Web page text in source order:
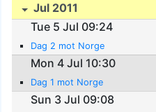
Jul 2011
Tue 5 Jul 09:24
Dag 2 mot Norge
Mon 4 Jul 10:30
Dag 1 mot Norge
Sun 3 Jul 09:08